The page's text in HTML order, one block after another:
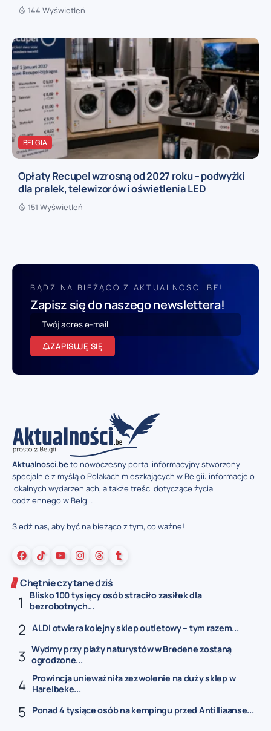
144 Wyświetleń
BELGIA
Opłaty Recupel wzrosną od 2027 roku – podwyżki
dla pralek, telewizorów i oświetlenia LED
151 Wyświetleń
BĄDŹ NA BIEŻĄCO Z AKTUALNOSCI.BE!
Zapisz się do naszego newslettera!
ZAPISUJĘ SIĘ
Aktualnosci.beto nowoczesny portal informacyjny stworzony
specjalnie z myślą o Polakach mieszkających w Belgii: informacje o
lokalnych wydarzeniach, a także treści dotyczące życia
codziennego w Belgii.
Śledź nas, aby być na bieżąco z tym, co ważne!
Chętnie czytane dziś
Blisko 100 tysięcy osób straciło zasiłek dla
bezrobotnych...
ALDI otwiera kolejny sklep outletowy – tym razem...
Wydmy przy plaży naturystów w Bredene zostaną
ogrodzone...
Prowincja unieważniła zezwolenie na duży sklep w
Harelbeke...
Ponad 4 tysiące osób na kempingu przed Antilliaanse...